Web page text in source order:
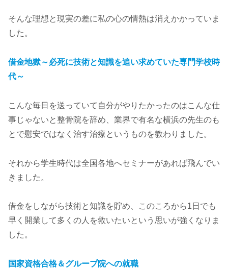
そんな理想と現実の差に私の心の情熱は消えかかっていま
した。
借金地獄～必死に技術と知識を追い求めていた専門学校時
代～
こんな毎日を送っていて自分がやりたかったのはこんな仕
事じゃないと整骨院を辞め、業界で有名な横浜の先生のも
とで慰安ではなく治す治療というものを教わりました。
それから学生時代は全国各地へセミナーがあれば飛んでい
きました。
借金をしながら技術と知識を貯め、このころから1日でも
早く開業して多くの人を救いたいという思いが強くなりま
した。
国家資格合格＆グループ院への就職